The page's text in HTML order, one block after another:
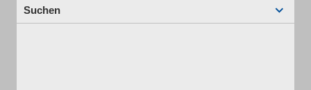
Suchen